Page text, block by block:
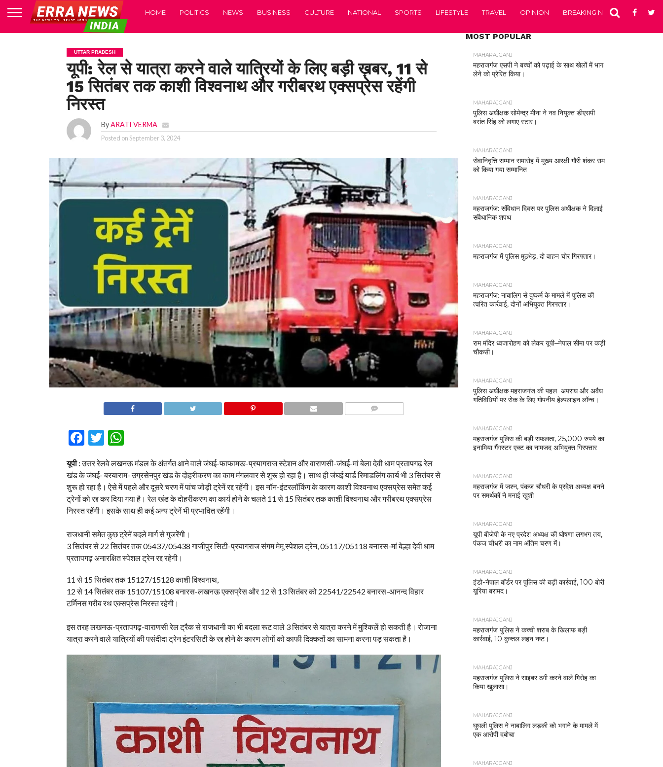
HOME POLITICS NEWS BUSINESS CULTURE NATIONAL SPORTS LIFESTYLE TRAVEL OPINION BREAKING NEWS
UTTAR PRADESH
यूपी: रेल से यात्रा करने वाले यात्रियों के लिए बड़ी ख़बर, 11 से
15 सितंबर तक काशी विश्वनाथ और गरीबरथ एक्सप्रेस रहेंगी
निरस्त
ByARATI VERMA
Posted onSeptember 3, 2024
Facebook
Twitter
WhatsApp
यूपी :उत्तर रेलवे लखनऊ मंडल के अंतर्गत आने वाले जंघई-फाफामऊ-प्रयागराज स्टेशन और वाराणसी-जंघई-मां बेला देवी धाम प्रतापगढ़ रेल
खंड के जंघई- बरयाराम- उग्रसेनपुर खंड के दोहरीकरण का काम मंगलवार से शुरू हो रहा है। साथ ही जंघई यार्ड रिमाडलिंग कार्य भी 3 सितंबर से
शुरू हो रहा है। ऐसे में पहले और दूसरे चरण में पांच जोड़ी ट्रेनें रद्द रहेंगी। इस नॉन-इंटरलॉकिंग के कारण काशी विश्वनाथ एक्सप्रेस समेत कई
ट्रेनों को रद्द कर दिया गया है। रेल खंड के दोहरीकरण का कार्य होने के चलते 11 से 15 सितंबर तक काशी विश्वनाथ और गरीबरथ एक्सप्रेस
निरस्त रहेंगी। इसके साथ ही कई अन्य ट्रेनें भी प्रभावित रहेंगी।
राजधानी समेत कुछ ट्रेनें बदले मार्ग से गुजरेंगी।
3 सितंबर से 22 सितंबर तक 05437/05438 गाजीपुर सिटी-प्रयागराज संगम मेमू स्पेशल ट्रेन, 05117/05118 बनारस-मां बेल्हा देवी धाम
प्रतापगढ़ अनारक्षित स्पेशल ट्रेन रद्द रहेगी।
11 से 15 सितंबर तक 15127/15128 काशी विश्वनाथ,
12 से 14 सितंबर तक 15107/15108 बनारस-लखनऊ एक्सप्रेस और 12 से 13 सितंबर को 22541/22542 बनारस-आनन्द विहार
टर्मिनस गरीब रथ एक्सप्रेस निरस्त रहेगी।
इस तरह लखनऊ-प्रतापगढ़-वाराणसी रेल ट्रैक से राजधानी का भी बदला रूट वाले 3 सितंबर से यात्रा करने में मुश्किलें हो सकती है। रोजाना
यात्रा करने वाले यात्रियों की पसंदीदा ट्रेन इंटरसिटी के रद्द होने के कारण लोगों को काफी दिक्कतों का सामना करना पड़ सकता है।
MOST POPULAR
MAHARAJGANJ
महराजगंज एसपी ने बच्चों को पढ़ाई के साथ खेलों में भाग
लेने को प्रेरित किया।
MAHARAJGANJ
पुलिस अधीक्षक सोमेन्द्र मीना ने नव नियुक्त डीएसपी
बसंत सिंह को लगाए स्टार।
MAHARAJGANJ
सेवानिवृत्ति सम्मान समारोह में मुख्य आरक्षी गौरी शंकर राम
को किया गया सम्मानित
MAHARAJGANJ
महराजगंज: संविधान दिवस पर पुलिस अधीक्षक ने दिलाई
संवैधानिक शपथ
MAHARAJGANJ
महराजगंज में पुलिस मुठभेड़, दो वाहन चोर गिरफ्तार।
MAHARAJGANJ
महराजगंज: नाबालिग से दुष्कर्म के मामले में पुलिस की
त्वरित कार्रवाई, दोनों अभियुक्त गिरफ्तार।
MAHARAJGANJ
राम मंदिर ध्वजारोहण को लेकर यूपी–नेपाल सीमा पर कड़ी
चौकसी।
MAHARAJGANJ
पुलिस अधीक्षक महराजगंज की पहल अपराध और अवैध
गतिविधियों पर रोक के लिए गोपनीय हेल्पलाइन लॉन्च।
MAHARAJGANJ
महराजगंज पुलिस की बड़ी सफलता, 25,000 रुपये का
इनामिया गैंगस्टर एक्ट का नामजद अभियुक्त गिरफ्तार
MAHARAJGANJ
महराजगंज में जश्न, पंकज चौधरी के प्रदेश अध्यक्ष बनने
पर समर्थकों ने मनाई खुशी
MAHARAJGANJ
यूपी बीजेपी के नए प्रदेश अध्यक्ष की घोषणा लगभग तय,
पंकज चौधरी का नाम अंतिम चरण में।
MAHARAJGANJ
इंडो-नेपाल बॉर्डर पर पुलिस की बड़ी कार्रवाई, 100 बोरी
यूरिया बरामद।
MAHARAJGANJ
महराजगंज पुलिस ने कच्ची शराब के खिलाफ बड़ी
कार्रवाई, 10 कुन्तल लहन नष्ट।
MAHARAJGANJ
महराजगंज पुलिस ने साइबर ठगी करने वाले गिरोह का
किया खुलासा।
MAHARAJGANJ
घुघली पुलिस ने नाबालिग लड़की को भगाने के मामले में
एक आरोपी दबोचा
MAHARAJGANJ